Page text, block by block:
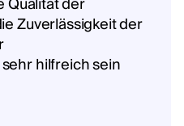
Zuverlässigkeit der
hilfreich sein